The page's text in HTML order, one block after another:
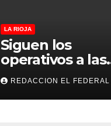
LA RIOJA
Siguen los
operativos a las
“rodadas” y
retienen a
motocicletas
REDACCION EL FEDERAL